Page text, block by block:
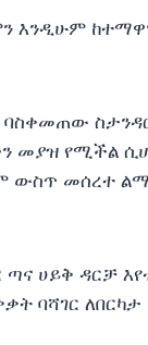
እንዲሁም
ባስቀመጠው
መያዝ የሚችል
መሰረተ
ሀይቅ ዳርቻ
ባሻገር